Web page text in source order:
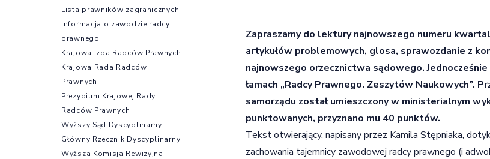
Zapraszamy do lektury najnowszego numeru
artykułów problemowych, glosa, sprawozdanie z
najnowszego orzecznictwa sądowego.
łamach „Radcy Prawnego. Zeszytów Naukowych”.
samorządu został umieszczony w ministerialnym
punktowanych, przyznano mu 40 punktów.
Tekst otwierający, napisany przez Kamila Stępniaka,
zachowania tajemnicy zawodowej radcy prawnego (i
Lista prawników zagranicznych
Informacja o zawodzie radcy
prawnego
Krajowa Izba Radców Prawnych
Krajowa Rada Radców
Prawnych
Prezydium Krajowej Rady
Radców Prawnych
Wyższy Sąd Dyscyplinarny
Główny Rzecznik Dyscyplinarny
Wyższa Komisja Rewizyjna